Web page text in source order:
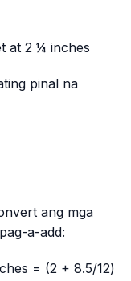
at 2 ¼ inches
pinal na
ang mga
a-add:
= (2 + 8.5/12)